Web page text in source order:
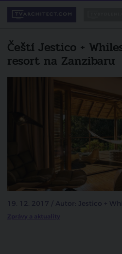
Čeští Jestico +
resort na Zanzibaru
19. 12. 2017 / Autor: Jestico +
Zprávy a aktuality